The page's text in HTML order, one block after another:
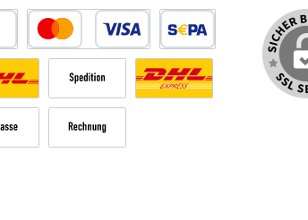
Kredit- oder DebitkarteSEPA Lastschrift
Deutschland normaler Versand Deutsche
Sperrgut